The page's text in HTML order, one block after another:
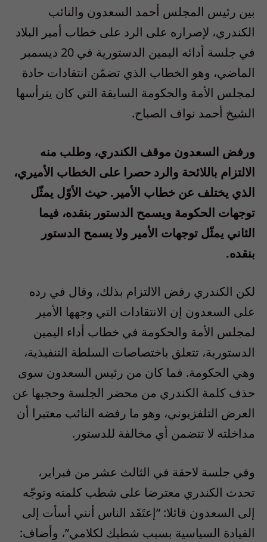
بين رئيس المجلس أحمد السعدون والنائب
الكندري، لإصراره على الرد على خطاب أمير البلاد
في جلسة أدائه اليمين الدستورية في 20 ديسمبر
الماضي، وهو الخطاب الذي تضمّن انتقادات حادة
لمجلس الأمة والحكومة السابقة التي كان يترأسها
الشيخ أحمد نواف الصباح.
ورفض السعدون موقف الكندري، وطلب منه
الالتزام باللائحة والرد حصرا على الخطاب الأميري،
الذي يختلف عن خطاب الأمير. حيث الأوّل يمثّل
توجهات الحكومة ويسمح الدستور بنقده، فيما
الثاني يمثّل توجهات الأمير ولا يسمح الدستور
بنقده.
لكن الكندري رفض الالتزام بذلك، وقال في رده
على السعدون إن الانتقادات التي وجهها الأمير
لمجلس الأمة والحكومة في خطاب أداء اليمين
الدستورية، تتعلق باختصاصات السلطة التنفيذية،
وهي الحكومة. فما كان من رئيس السعدون سوى
حذف كلمة الكندري من محضر الجلسة وحجبها عن
العرض التلفزيوني، وهو ما رفضه النائب معتبرا أن
مداخلته لا تتضمن أي مخالفة للدستور.
وفي جلسة لاحقة في الثالث عشر من فبراير،
تحدث الكندري معترضا على شطب كلمته وتوجّه
إلى السعدون قائلا: “إعتَقَد الناس أنني أسأت إلى
القيادة السياسية بسبب شطبك لكلامي”، وأضاف: